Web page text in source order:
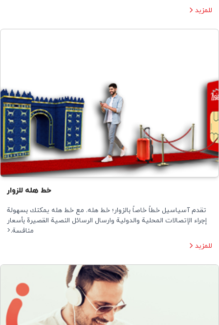
للمزيد
خط هلە للزوار
تقدم آسياسيل خطاً خاصاً بالزوار؛ خط هلە. مع خط هلە يمكنك بسهولة
إجراء الإتصالات المحلية والدولية وارسال الرسائل النصية القصيرة بأسعار
منافسة.<
للمزيد